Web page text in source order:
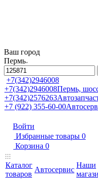
Ваш город
Пермь
+7(342)2946008
+7(342)2946008Пермь,
+7(342)2576263
+7 (922) 355-60-00
Войти
Избранные товары 0
Корзина 0
Каталог
товаров
Автосервис
Наши